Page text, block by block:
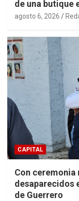
de una butique
agosto 6, 2026
CAPITAL
Con
desaparecidos
de Guerrero